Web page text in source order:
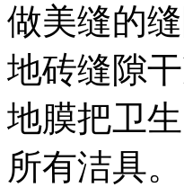
做美缝的
地砖缝隙
地膜把卫
所有洁具。